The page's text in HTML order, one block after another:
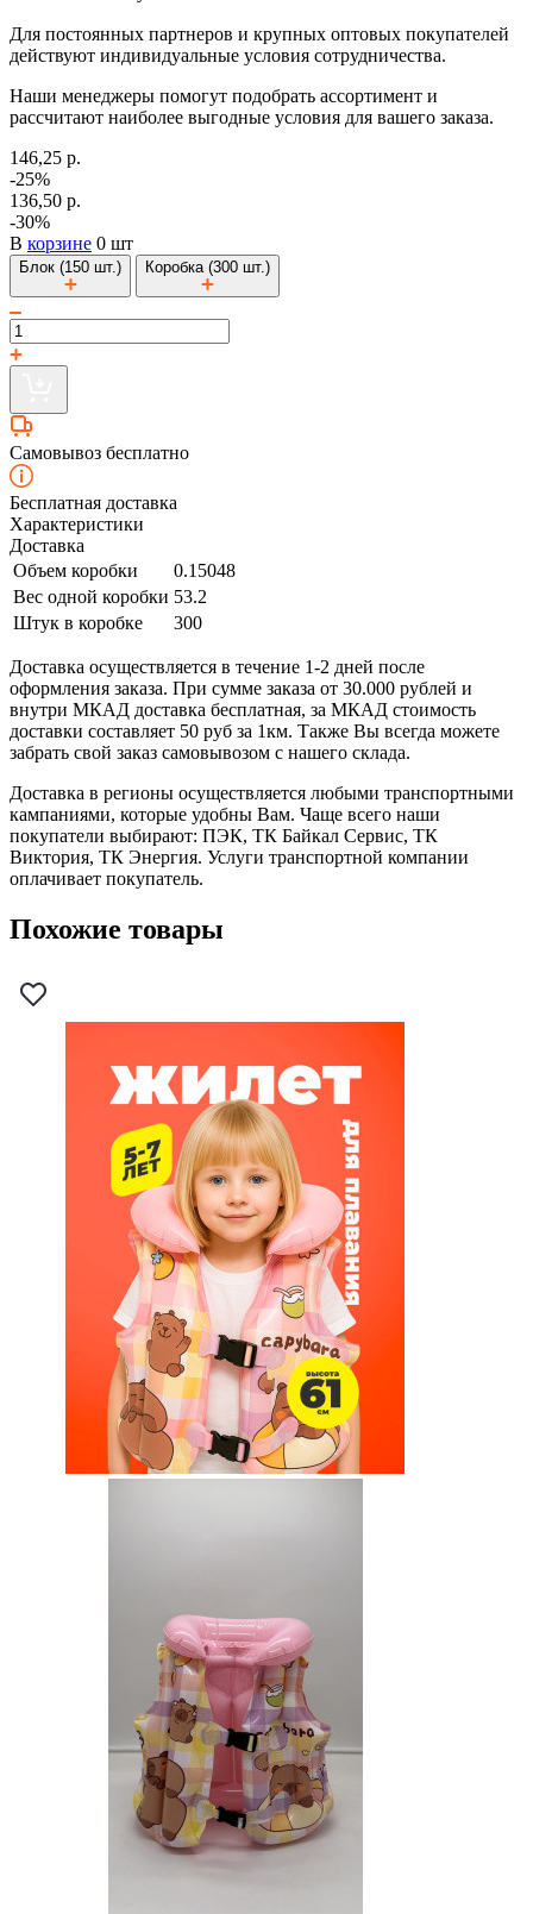
Для постоянных партнеров и крупных оптовых покупателей
действуют индивидуальные условия сотрудничества.
Наши менеджеры помогут подобрать ассортимент и
рассчитают наиболее выгодные условия для вашего заказа.
146,25 р.
-25%
136,50 р.
-30%
В корзине 0 шт
Блок (150 шт.) Коробка (300 шт.)
Самовывоз бесплатно
Бесплатная доставка
Характеристики
Доставка
Объем коробки
0.15048
Вес одной коробки 53.2
Штук в коробке
300
Доставка осуществляется в течение 1-2 дней после
оформления заказа. При сумме заказа от 30.000 рублей и
внутри МКАД доставка бесплатная, за МКАД стоимость
доставки составляет 50 руб за 1км. Также Вы всегда можете
забрать свой заказ самовывозом с нашего склада.
Доставка в регионы осуществляется любыми транспортными
кампаниями, которые удобны Вам. Чаще всего наши
покупатели выбирают: ПЭК, ТК Байкал Сервис, ТК
Виктория, ТК Энергия. Услуги транспортной компании
оплачивает покупатель.
Похожие товары